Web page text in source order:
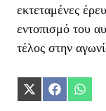
εκτεταμένες
εντοπισμό του
τέλος στην
ShareShareShare